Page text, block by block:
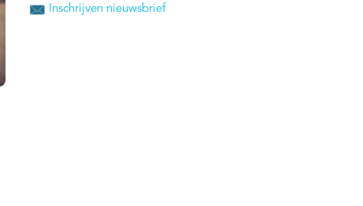
Inschrijven nieuwsbrief